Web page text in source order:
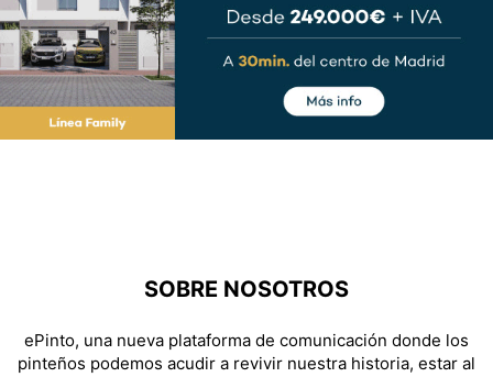
SOBRE NOSOTROS
ePinto, una nueva plataforma de comunicación donde los
pinteños podemos acudir a revivir nuestra historia, estar al